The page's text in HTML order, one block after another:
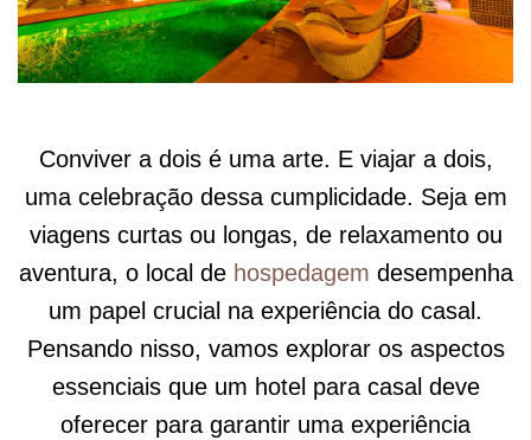
Conviver a dois é uma arte. E viajar a dois,
uma celebração dessa cumplicidade. Seja em
viagens curtas ou longas, de relaxamento ou
aventura, o local de hospedagem desempenha
um papel crucial na experiência do casal.
Pensando nisso, vamos explorar os aspectos
essenciais que um hotel para casal deve
oferecer para garantir uma experiência